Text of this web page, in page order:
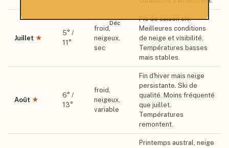
Déc
Juillet ★
5° /
11 °
froid,
neigeux,
sec
Pic de saison ski.
Meilleures conditions
de neige et visibilité.
Températures basses
mais stables.
Août ★
6° /
13°
froid,
neigeux,
variable
Fin d'hiver mais neige
persistante. Ski de
qualité. Moins fréquenté
que juillet.
Températures
remontent.
Printemps austral, neige